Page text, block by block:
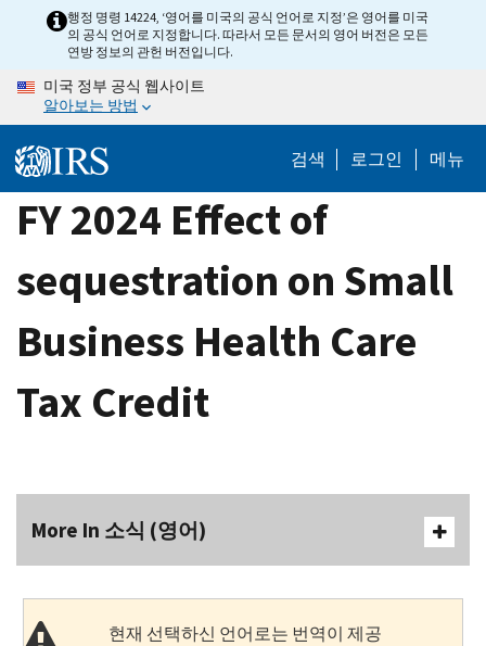
content
행정 명령 14224, ‘영어를 미국의 공식 언어로 지정’은 영어를 미국
의 공식 언어로 지정합니다. 따라서 모든 문서의 영어 버전은 모든
연방 정보의 관헌 버전입니다.
미국 정부 공식 웹사이트
알아보는 방법
검색 로그인 메뉴
FY 2024 Effect of
sequestration on Small
Business Health Care
Tax Credit
More In 소식 (영어)
현재 선택하신 언어로는 번역이 제공